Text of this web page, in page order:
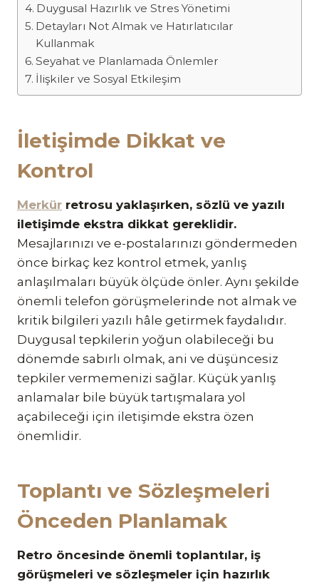
Duygusal Hazırlık ve Stres Yönetimi
Detayları Not Almak ve Hatırlatıcılar
Kullanmak
Seyahat ve Planlamada Önlemler
İlişkiler ve Sosyal Etkileşim
İletişimde Dikkat ve
Kontrol
Merkür retrosu yaklaşırken, sözlü ve yazılı
iletişimde ekstra dikkat gereklidir.
Mesajlarınızı ve e-postalarınızı göndermeden
önce birkaç kez kontrol etmek, yanlış
anlaşılmaları büyük ölçüde önler. Aynı şekilde
önemli telefon görüşmelerinde not almak ve
kritik bilgileri yazılı hâle getirmek faydalıdır.
Duygusal tepkilerin yoğun olabileceği bu
dönemde sabırlı olmak, ani ve düşüncesiz
tepkiler vermemenizi sağlar. Küçük yanlış
anlamalar bile büyük tartışmalara yol
açabileceği için iletişimde ekstra özen
önemlidir.
Toplantı ve Sözleşmeleri
Önceden Planlamak
Retro öncesinde önemli toplantılar, iş
görüşmeleri ve sözleşmeler için hazırlık